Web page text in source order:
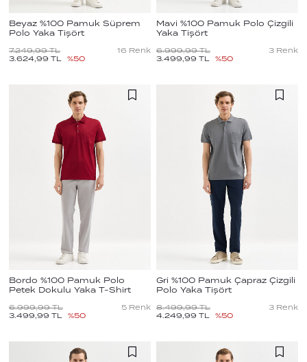
Beyaz %100 Pamuk Süprem
Polo Yaka Tişört
7.249,99 TL
3.624,99 TL %50
16 Renk
Mavi %100 Pamuk Polo Çizgili
Yaka Tişört
6.999,99 TL
3.499,99 TL %50
3 Renk
Bordo %100 Pamuk Polo
Petek Dokulu Yaka T-Shirt
6.999,99 TL
3.499,99 TL %50
5 Renk
Gri %100 Pamuk Çapraz Çizgili
Polo Yaka Tişört
8.499,99 TL
4.249,99 TL %50
3 Renk